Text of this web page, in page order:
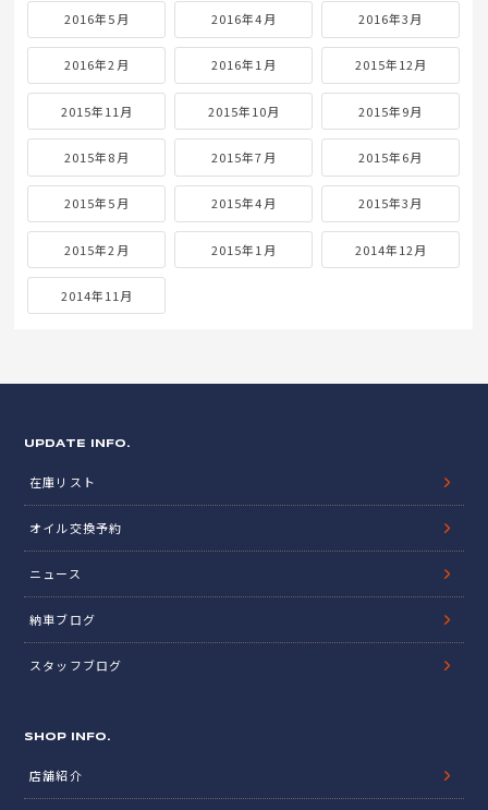
2016年5月 2016年4月 2016年3月
2016年2月 2016年1月 2015年12月
2015年11月 2015年10月 2015年9月
2015年8月 2015年7月 2015年6月
2015年5月 2015年4月 2015年3月
2015年2月 2015年1月 2014年12月
2014年11月
UPDATE INFO.
在庫リスト
オイル交換予約
ニュース
納車ブログ
スタッフブログ
SHOP INFO.
店舗紹介